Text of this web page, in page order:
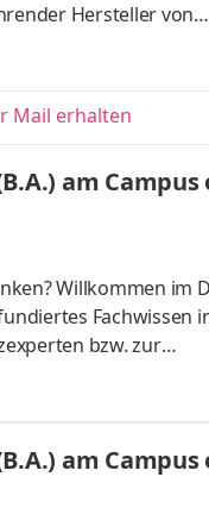
Hersteller von
im Durchschnitt 18
sowie
Mail erhalten
am
Willkommen im
Fachwissen
bzw. zur
oder ganz flexibel
kannst Dein
Bachelorstudium
am